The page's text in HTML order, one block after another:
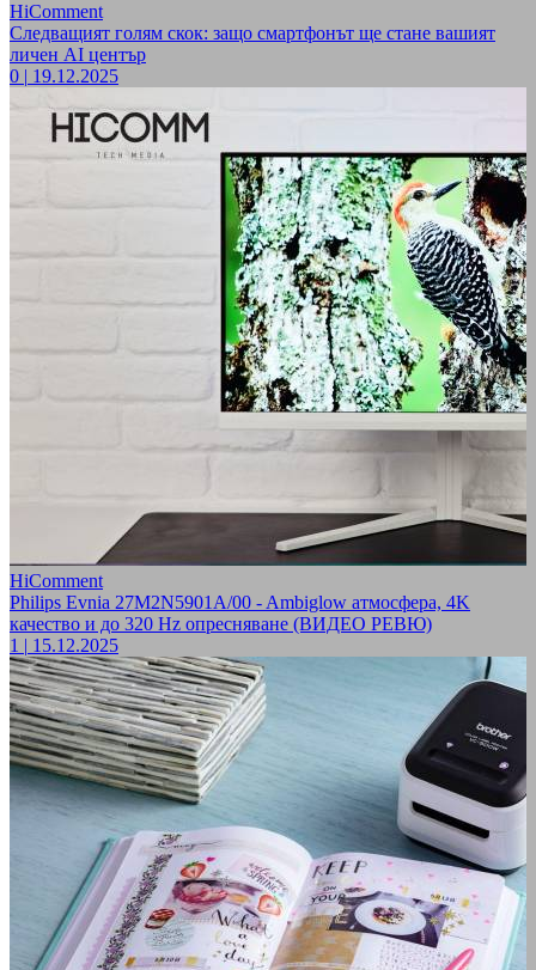
HiComment
Следващият голям скок: защо смартфонът ще стане вашият
личен AI център
0 | 19.12.2025
HiComment
Philips Evnia 27M2N5901A/00 - Ambiglow атмосфера, 4K
качество и до 320 Hz опресняване (ВИДЕО РЕВЮ)
1 | 15.12.2025